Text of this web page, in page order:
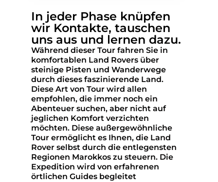
In jeder Phase knüpfen
wir Kontakte, tauschen
uns aus und lernen dazu.
Während dieser Tour fahren Sie in
komfortablen Land Rovers über
steinige Pisten und Wanderwege
durch dieses faszinierende Land.
Diese Art von Tour wird allen
empfohlen, die immer noch ein
Abenteuer suchen, aber nicht auf
jeglichen Komfort verzichten
möchten. Diese außergewöhnliche
Tour ermöglicht es Ihnen, die Land
Rover selbst durch die entlegensten
Regionen Marokkos zu steuern. Die
Expedition wird von erfahrenen
örtlichen Guides begleitet